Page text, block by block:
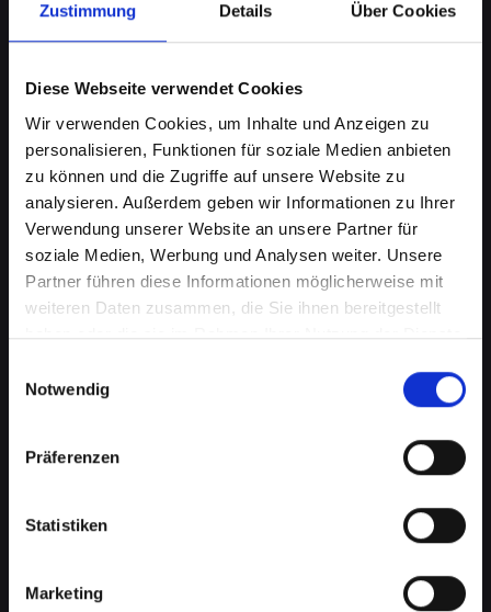
Zustimmung Details Über Cookies
Diese Webseite verwendet Cookies
Wir verwenden Cookies, um Inhalte und Anzeigen zu
personalisieren, Funktionen für soziale Medien anbieten
zu können und die Zugriffe auf unsere Website zu
analysieren. Außerdem geben wir Informationen zu Ihrer
Verwendung unserer Website an unsere Partner für
soziale Medien, Werbung und Analysen weiter. Unsere
Partner führen diese Informationen möglicherweise mit
weiteren Daten zusammen, die Sie ihnen bereitgestellt
haben oder die sie im Rahmen Ihrer Nutzung der Dienste
Notwendig
Präferenzen
Statistiken
Marketing
Akkuprobleme bei Ihrem
IPHONE-14-PRO in Franking?
Finden Sie jetzt eine Lösung
Ein schlecht funktionierender Akku in Ihrem
IPHONE-14-PRO beeinträchtigt Ihre Mobilität
und Unabhängigkeit, wenn Sie ständig nach
einer Steckdose suchen müssen. Von
schnellem Energieverlust bis hin zu